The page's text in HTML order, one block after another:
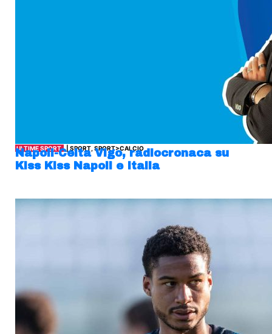
ULTIME SPORT| SPORT, SPORT>CALCIO
Napoli-Celta Vigo, radiocronaca su
Kiss Kiss Napoli e Italia